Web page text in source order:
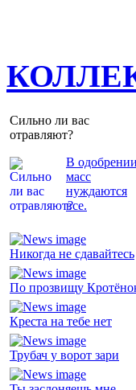
Сильно ли вас
отравляют?
В одобрении
масс
нуждаются
все.
Никогда не сдавайтесь
По прозвищу
Креста на тебе нет
Трубач у ворот зари